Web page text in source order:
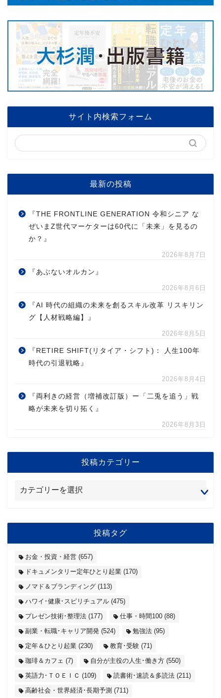
サイト内検索フォーム
最新の投稿
『THE FRONTLINE GENERATION 令和シニア な
ぜいまZ世代マーケターは60代に「未来」を見るの
か？』
2026年8月7日
『あぶないオルカン』
2026年8月6日
『AI 時代の組織の未来を創るスキル改革 リスキリン
グ【人材戦略編】』
2026年8月5日
『RETIRE SHIFT(リタイア・シフト)： 人生100年
時代の引退戦略』
2026年8月4日
『両利きの経営（増補改訂版）ー「二兎を追う」戦
略が未来を切り拓く』
2026年8月3日
投稿カテゴリー
投稿タグ
お金・投資・経営 (657)
ドキュメンタリー定年ひとり起業 (170)
ノマド＆ブランディング (113)
ハワイ･健康･スピリチュアル (475)
プレゼン技術･整理法 (177) 仕事・時間100 (88)
副業・転職･キャリア開発 (524) 勉強法 (95)
定年＆ひとり起業 (230) 教育･受験 (71)
珈琲＆カフェ (7) 自分が主役の人生･働き方 (550)
英語力･ＴＯＥＩＣ (109) 読書術･速読＆多読法 (211)
高齢社会・世界経済･長期予測 (711)